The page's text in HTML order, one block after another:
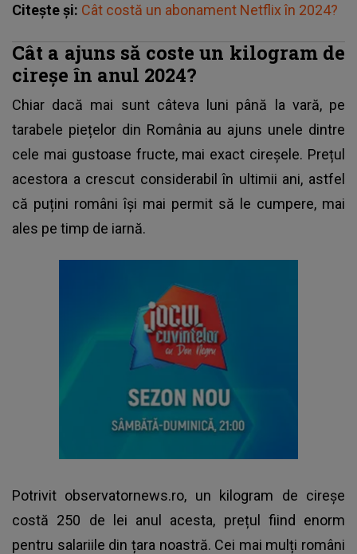
Citește și: Cât costă un abonament Netflix în 2024?
Cât a ajuns să coste un kilogram de
cireșe în anul 2024?
Chiar dacă mai sunt câteva luni până la vară, pe
tarabele piețelor din România au ajuns unele dintre
cele mai gustoase fructe, mai exact cireșele. Prețul
acestora a crescut considerabil în ultimii ani, astfel
că puțini români își mai permit să le cumpere, mai
ales pe timp de iarnă.
Potrivit observatornews.ro, un kilogram de cireșe
costă 250 de lei anul acesta, prețul fiind enorm
pentru salariile din țara noastră. Cei mai mulți români